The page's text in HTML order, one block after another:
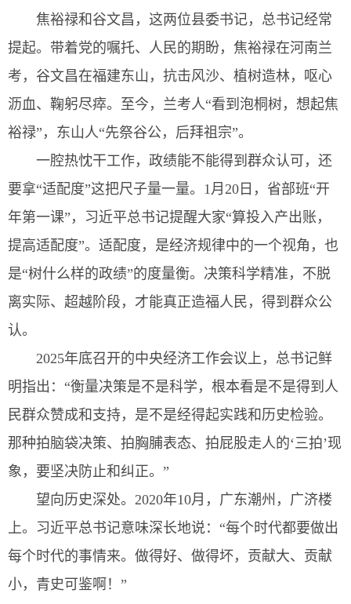
焦裕禄和谷文昌，这两位县委书记，总书记经常
提起。带着党的嘱托、人民的期盼，焦裕禄在河南兰
考，谷文昌在福建东山，抗击风沙、植树造林，呕心
沥血、鞠躬尽瘁。至今，兰考人“看到泡桐树，想起焦
裕禄”，东山人“先祭谷公，后拜祖宗”。
一腔热忱干工作，政绩能不能得到群众认可，还
要拿“适配度”这把尺子量一量。1月20日，省部班“开
年第一课”，习近平总书记提醒大家“算投入产出账，
提高适配度”。适配度，是经济规律中的一个视角，也
是“树什么样的政绩”的度量衡。决策科学精准，不脱
离实际、超越阶段，才能真正造福人民，得到群众公
认。
2025年底召开的中央经济工作会议上，总书记鲜
明指出：“衡量决策是不是科学，根本看是不是得到人
民群众赞成和支持，是不是经得起实践和历史检验。
那种拍脑袋决策、拍胸脯表态、拍屁股走人的‘三拍’现
象，要坚决防止和纠正。”
望向历史深处。2020年10月，广东潮州，广济楼
上。习近平总书记意味深长地说：“每个时代都要做出
每个时代的事情来。做得好、做得坏，贡献大、贡献
小，青史可鉴啊！”